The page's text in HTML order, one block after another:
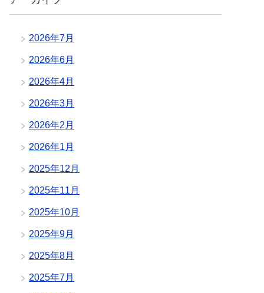
2026年7月
2026年6月
2026年4月
2026年3月
2026年2月
2026年1月
2025年12月
2025年11月
2025年10月
2025年9月
2025年8月
2025年7月